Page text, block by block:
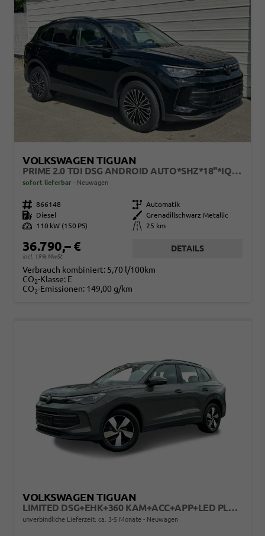
VOLKSWAGEN TIGUAN
PRIME 2.0 TDI DSG ANDROID AUTO*SHZ*18"*IQ DRIVE*360°*ACC*KEYLESS*LED PLUS*DESIGN PAKET
sofort lieferbar Neuwagen
Fahrzeugnr. 866148 Getriebe Automatik
Kraftstoff
Diesel Außenfarbe
Grenadillschwarz Metallic
Leistung
110 kW (150 PS) Kilometerstand 25 km
36.790,– €
incl. 19% MwSt.
DETAILS
Verbrauch kombiniert: 5,70 l/100km
CO2-Klasse: E
CO2-Emissionen: 149,00 g/km
VOLKSWAGEN TIGUAN
LIMITED DSG+EHK+360 KAM+ACC+APP+LED PLUS+17" LM+KLIMA
unverbindliche Lieferzeit: ca. 3-5 Monate Neuwagen